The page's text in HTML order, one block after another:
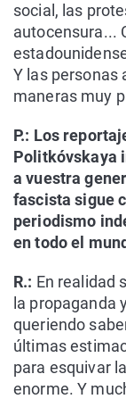
social, las
autocensura...
Y las personas
maneras muy
P.: Los
Politkóvskaya
a vuestra
fascista sigue
periodismo
en todo el
R.: En realidad
la propaganda
queriendo
últimas
para esquivar
enorme. Y